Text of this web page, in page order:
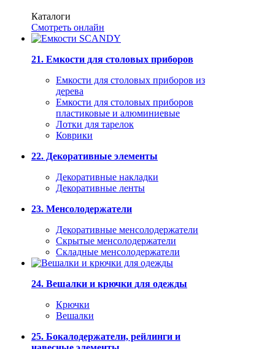
Каталоги
Смотреть онлайн
21. Емкости для столовых приборов
Емкости для столовых приборов из
дерева
Емкости для столовых приборов
пластиковые и алюминиевые
Лотки для тарелок
Коврики
22. Декоративные элементы
Декоративные накладки
Декоративные ленты
23. Менсолодержатели
Декоративные менсолодержатели
Скрытые менсолодержатели
Складные менсолодержатели
24. Вешалки и крючки для одежды
Крючки
Вешалки
25. Бокалодержатели, рейлинги и